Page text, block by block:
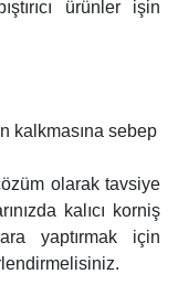
ürünler işin
kalkmasına sebep
olarak tavsiye
kalıcı korniş
yaptırmak için